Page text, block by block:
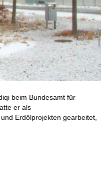
beim Bundesamt für
er als
Erdölprojekten gearbeitet,